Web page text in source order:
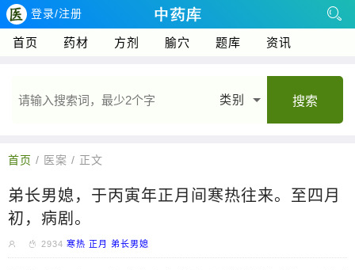
登录/注册
首页 药材 方剂 腧穴 题库 资讯
类别 搜索
首页 / 医案 / 正文
弟长男媳，于丙寅年正月间寒热往来。至四月
初，病剧。
2934 寒热 正月 弟长男媳